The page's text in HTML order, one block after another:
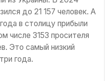
до 21 157 человек. А
в столицу прибыли
числе 3153 просителя
Это самый низкий
года.